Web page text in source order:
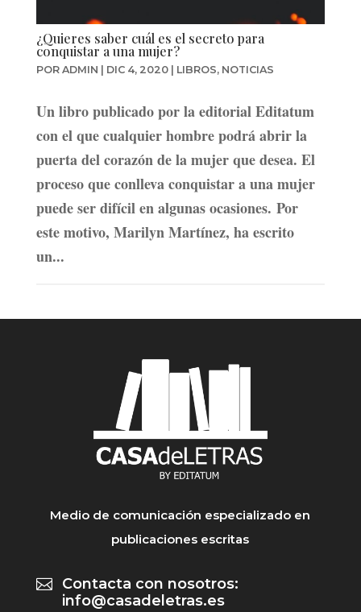
¿Quieres saber cuál es el secreto para
conquistar a una mujer?
POR ADMIN DIC 4, 2020| LIBROS, NOTICIAS
Un libro publicado por la editorial Editatum
con el que cualquier hombre podrá abrir la
puerta del corazón de la mujer que desea. El
proceso que conlleva conquistar a una mujer
puede ser difícil en algunas ocasiones. Por
este motivo, Marilyn Martínez, ha escrito
un...
Medio de comunicación especializado en
publicaciones escritas

Contacta con nosotros:
info@casadeletras.es